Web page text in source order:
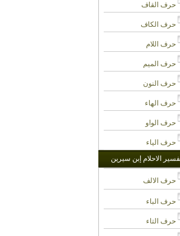
حرف القاف
حرف الكاف
حرف اللام
حرف الميم
حرف النون
حرف الهاء
حرف الواو
حرف الياء
الاحلام إبن سيرين
حرف الالف
حرف الباء
حرف التاء